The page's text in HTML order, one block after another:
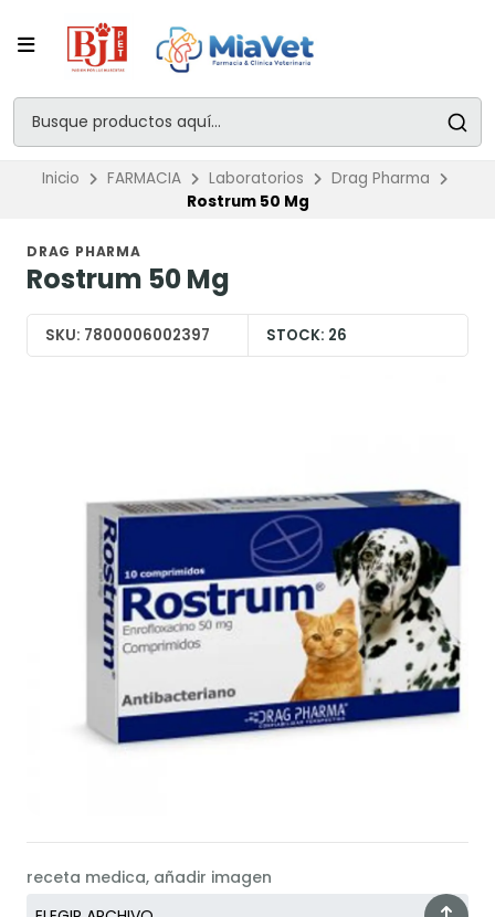
Inicio FARMACIA Laboratorios
Drag Pharma
Rostrum 50 Mg
DRAG PHARMA
Rostrum 50 Mg
SKU: 7800006002397 STOCK: 26
receta medica, añadir imagen